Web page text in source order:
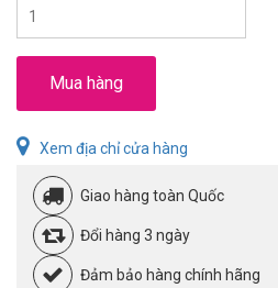
Mua hàng
Xem địa chỉ cửa hàng
Giao hàng toàn Quốc
Đổi hàng 3 ngày
Đảm bảo hàng chính hãng